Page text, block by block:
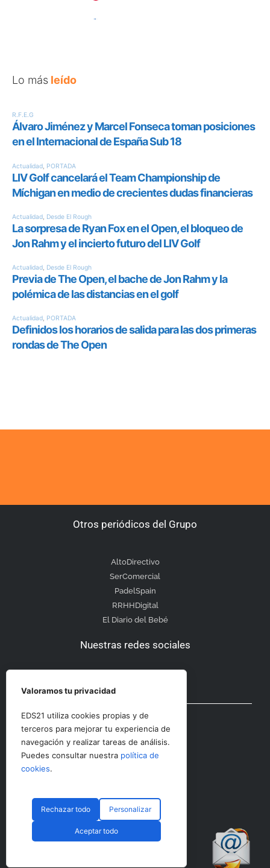
Lo más leído
Otros periódicos del Grupo
AltoDirectivo
SerComercial
PadelSpain
RRHHDigital
El Diario del Bebé
Nuestras redes sociales
Otras secciones
Contacto
© CopyRight 2023 RRHHDigital
Valoramos tu privacidad
EDS21 utiliza cookies propias y de
terceros para mejorar tu experiencia de
navegación y realizar tareas de análisis.
Puedes consultar nuestra política de
cookies.
Rechazar todo Personalizar
Aceptar todo